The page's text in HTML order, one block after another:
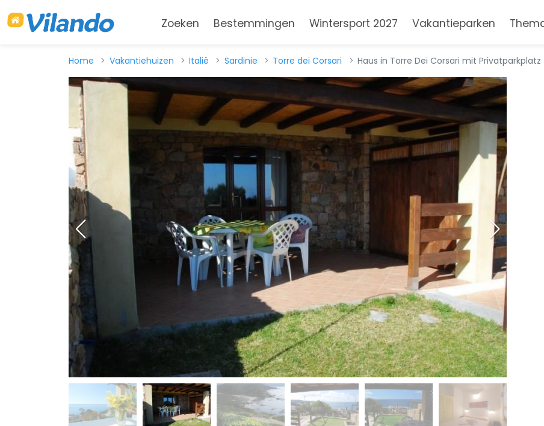
Zoeken Bestemmingen Wintersport 2027 Vakantieparken
Home Vakantiehuizen Italië Sardinie Torre dei Corsari Haus in Torre Dei Corsari mit Privatparkplatz